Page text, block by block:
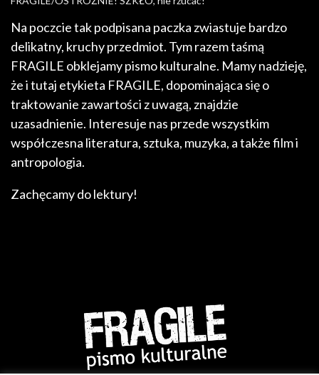
Na poczcie tak podpisana paczka zwiastuje bardzo
delikatny, kruchy przedmiot. Tym razem taśmą
FRAGILE obklejamy pismo kulturalne. Mamy nadzieję,
że i tutaj etykieta FRAGILE, dopominająca się o
traktowanie zawartości z uwagą, znajdzie
uzasadnienie. Interesuje nas przede wszystkim
współczesna literatura, sztuka, muzyka, a także film i
antropologia.
Zachęcamy do lektury!